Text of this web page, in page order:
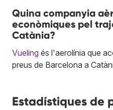
Quina companyia
econòmiques pel
Catània?
Vueling és l'aerolínia que
preus de Barcelona a
Estadístiques de